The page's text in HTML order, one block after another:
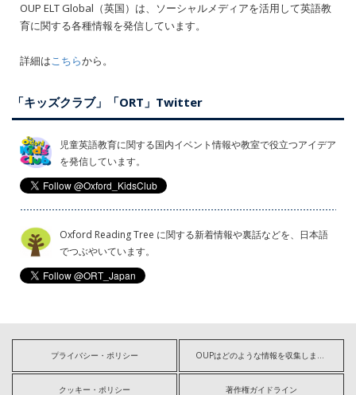
OUP ELT Global（英国）は、ソーシャルメディアを活用して英語教
育に関する各種情報を発信しています。
詳細はこちらから。
「キッズクラブ」「ORT」Twitter
児童英語教育に関する国内イベント情報や教室で役立つアイデア
を発信しています。
Oxford Reading Tree に関する新着情報や裏話などを、日本語
でつぶやいています。
プライバシー・ポリシー OUPはどのような情報を収集しますか?
クッキー・ポリシー 著作権ガイドライン